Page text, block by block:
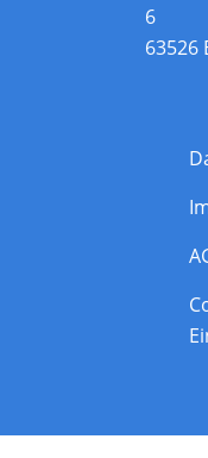
6
63526